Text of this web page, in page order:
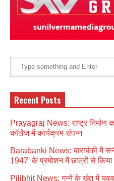
Recent Posts
Prayagraj News: राष्ट्र निर्माण
कॉलेज में कार्यक्रम संपन्न
Barabanki News: बाराबंकी में
1947′ के प्रमोशन में छात्रों से
Pilibhit News: गन्ने के खेत में